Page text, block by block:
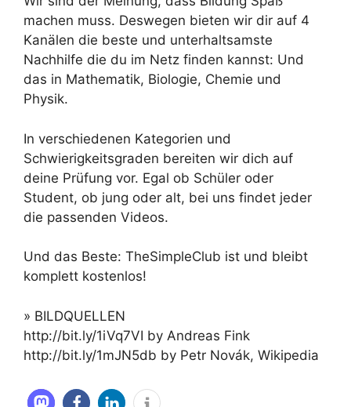
machen muss. Deswegen bieten wir dir auf 4
Kanälen die beste und unterhaltsamste
Nachhilfe die du im Netz finden kannst: Und
das in Mathematik, Biologie, Chemie und
Physik.
In verschiedenen Kategorien und
Schwierigkeitsgraden bereiten wir dich auf
deine Prüfung vor. Egal ob Schüler oder
Student, ob jung oder alt, bei uns findet jeder
die passenden Videos.
Und das Beste: TheSimpleClub ist und bleibt
komplett kostenlos!
» BILDQUELLEN
http://bit.ly/1iVq7VI by Andreas Fink
http://bit.ly/1mJN5db by Petr Novák, Wikipedia